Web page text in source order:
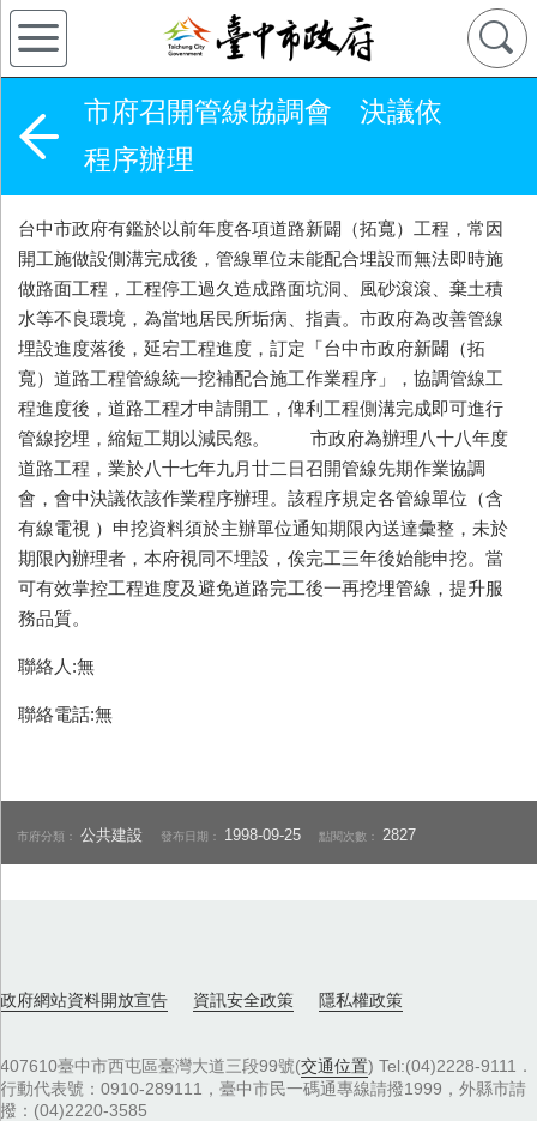
市府召開管線協調會 決議依
程序辦理
台中市政府有鑑於以前年度各項道路新闢（拓寬）工程，常因
開工施做設側溝完成後，管線單位未能配合埋設而無法即時施
做路面工程，工程停工過久造成路面坑洞、風砂滾滾、棄土積
水等不良環境，為當地居民所垢病、指責。市政府為改善管線
埋設進度落後，延宕工程進度，訂定「台中市政府新闢（拓
寬）道路工程管線統一挖補配合施工作業程序」，協調管線工
程進度後，道路工程才申請開工，俾利工程側溝完成即可進行
管線挖埋，縮短工期以減民怨。 市政府為辦理八十八年度
道路工程，業於八十七年九月廿二日召開管線先期作業協調
會，會中決議依該作業程序辦理。該程序規定各管線單位（含
有線電視 ）申挖資料須於主辦單位通知期限內送達彙整，未於
期限內辦理者，本府視同不埋設，俟完工三年後始能申挖。當
可有效掌控工程進度及避免道路完工後一再挖埋管線，提升服
務品質。
聯絡人:無
聯絡電話:無
市府分類：公共建設 發布日期： 1998-09-25 點閱次數： 2827
政府網站資料開放宣告 資訊安全政策 隱私權政策
407610臺中市西屯區臺灣大道三段99號(交通位置) Tel:(04)2228-9111．
行動代表號：0910-289111，臺中市民一碼通專線請撥1999，外縣市請
撥：(04)2220-3585